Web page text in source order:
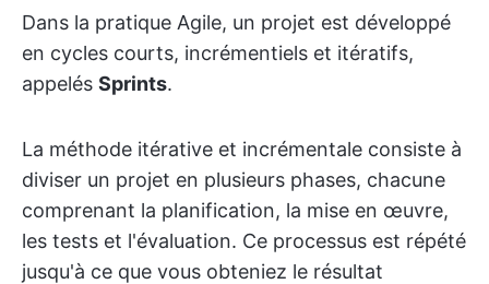
Dans la pratique Agile, un projet est développé
en cycles courts, incrémentiels et itératifs,
appelés Sprints.
La méthode itérative et incrémentale consiste à
diviser un projet en plusieurs phases, chacune
comprenant la planification, la mise en œuvre,
les tests et l'évaluation. Ce processus est répété
jusqu'à ce que vous obteniez le résultat